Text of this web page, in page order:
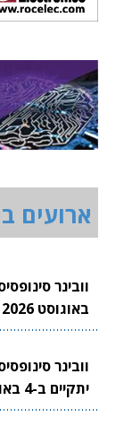
ארועים
באוגוסט 2026
יתקיים ב-4 באוגוסט 2026